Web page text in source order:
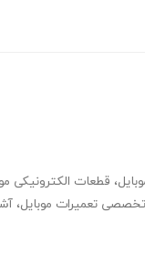
، قطعات الکترونیکی
تعمیرات موبایل،